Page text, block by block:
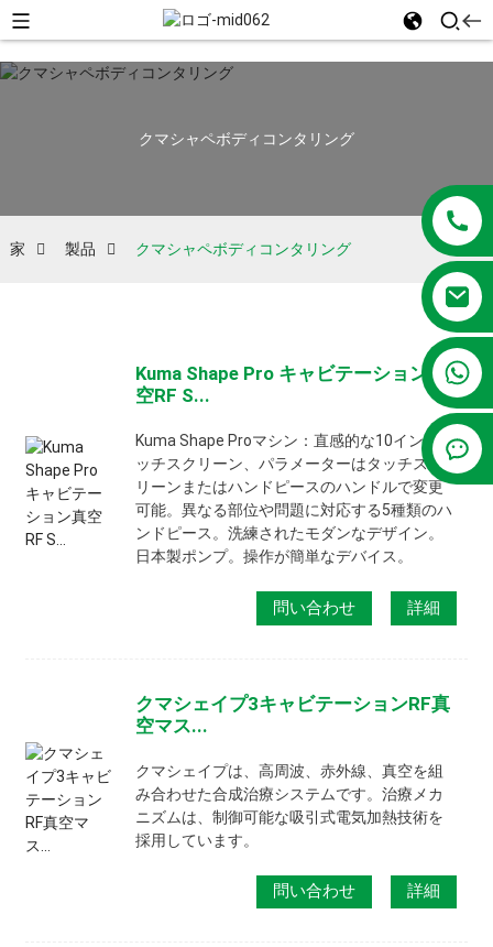
+86 13381209830
クマシャペボディコンタリング
家 製品 クマシャペボディコンタリング
Kuma Shape Pro キャビテーション真
空RF S...
Kuma Shape Proマシン：直感的な10インチタ
ッチスクリーン、パラメーターはタッチスク
リーンまたはハンドピースのハンドルで変更
可能。異なる部位や問題に対応する5種類のハ
ンドピース。洗練されたモダンなデザイン。
日本製ポンプ。操作が簡単なデバイス。
問い合わせ 詳細
クマシェイプ3キャビテーションRF真
空マス...
クマシェイプは、高周波、赤外線、真空を組
み合わせた合成治療システムです。治療メカ
ニズムは、制御可能な吸引式電気加熱技術を
採用しています。
問い合わせ 詳細